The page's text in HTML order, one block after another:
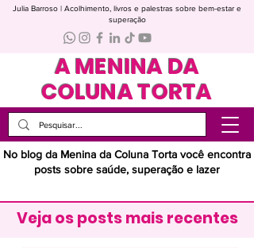
A MENINA DA
COLUNA TORTA
Julia Barroso | Acolhimento, livros e palestras sobre bem-estar e
superação
No blog da Menina da Coluna Torta você encontra
posts sobre saúde, superação e lazer
Veja os posts mais recentes